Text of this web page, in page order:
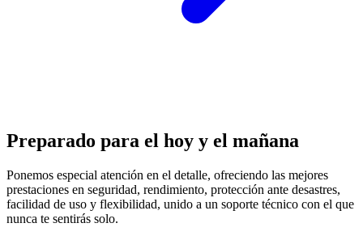
Preparado para el hoy y el mañana
Ponemos especial atención en el detalle, ofreciendo las mejores
prestaciones en seguridad, rendimiento, protección ante desastres,
facilidad de uso y flexibilidad, unido a un soporte técnico con el que
nunca te sentirás solo.